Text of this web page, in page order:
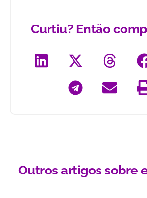
Curtiu? Então
Outros artigos sobre